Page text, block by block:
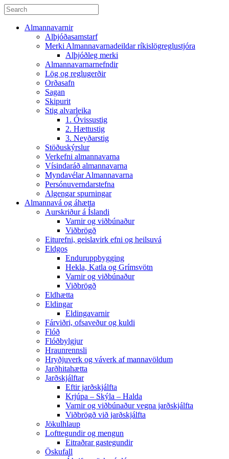
Almannavarnir
Alþjóðasamstarf
Merki Almannavarnadeildar ríkislögreglustjóra
Alþjóðleg merki
Almannavarnarnefndir
Lög og reglugerðir
Orðasafn
Sagan
Skipurit
Stig alvarleika
1. Óvissustig
2. Hættustig
3. Neyðarstig
Stöðuskýrslur
Verkefni almannavarna
Vísindaráð almannavarna
Myndavélar Almannavarna
Persónuverndarstefna
Algengar spurningar
Almannavá og áhætta
Aurskriður á Íslandi
Varnir og viðbúnaður
Viðbrögð
Eiturefni, geislavirk efni og heilsuvá
Eldgos
Enduruppbygging
Hekla, Katla og Grímsvötn
Varnir og viðbúnaður
Viðbrögð
Eldhætta
Eldingar
Eldingavarnir
Fárviðri, ofsaveður og kuldi
Flóð
Flóðbylgjur
Hraunrennsli
Hryðjuverk og váverk af mannavöldum
Jarðhitahætta
Jarðskjálftar
Eftir jarðskjálfta
Krjúpa – Skýla – Halda
Varnir og viðbúnaður vegna jarðskjálfta
Viðbrögð við jarðskjálfta
Jökulhlaup
Lofttegundir og mengun
Eitraðrar gastegundir
Öskufall